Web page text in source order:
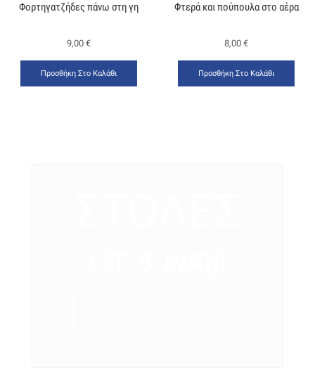
Φορτηγατζήδες πάνω στη γη
9,00 €
Προσθήκη Στο Καλάθι
Φτερά και πούπουλα στο αέρα
8,00 €
Προσθήκη Στο Καλάθι